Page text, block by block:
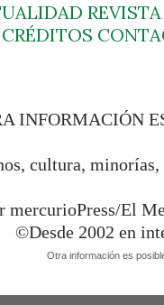
REVISTA
CRÉDITOS
INFORMACIÓN
cultura,
El
©Desde 2002 en
Otra información es